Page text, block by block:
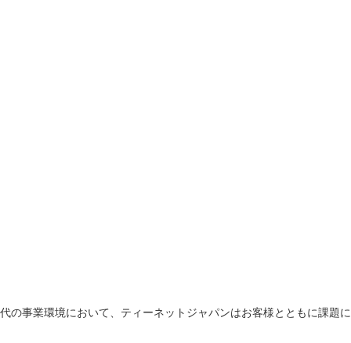
の事業環境において、ティーネットジャパンはお客様とともに課題